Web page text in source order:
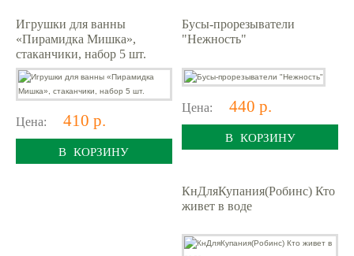
Игрушки для ванны
«Пирамидка Мишка»,
стаканчики, набор 5 шт.
Цена: 410 р.
В КОРЗИНУ
Бусы-прорезыватели
"Нежность"
Цена: 440 р.
В КОРЗИНУ
КнДляКупания(Робинс) Кто
живет в воде